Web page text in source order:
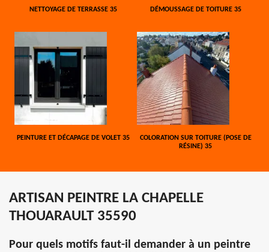
NETTOYAGE DE TERRASSE 35 DÉMOUSSAGE DE TOITURE 35
PEINTURE ET DÉCAPAGE DE VOLET 35
COLORATION SUR TOITURE (POSE DE
RÉSINE) 35
ARTISAN PEINTRE LA CHAPELLE
THOUARAULT 35590
Pour quels motifs faut-il demander à un peintre